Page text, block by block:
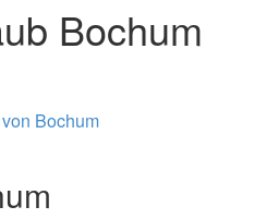
Bochum
Bochum